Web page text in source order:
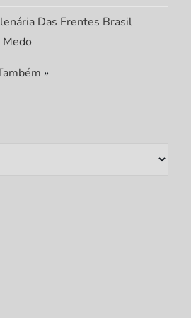
Das Frentes Brasil
Medo
»